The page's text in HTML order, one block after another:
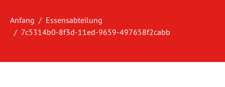
Anfang
Essensabteilung
7c5314b0-8f3d-11ed-9659-497658f2cabb